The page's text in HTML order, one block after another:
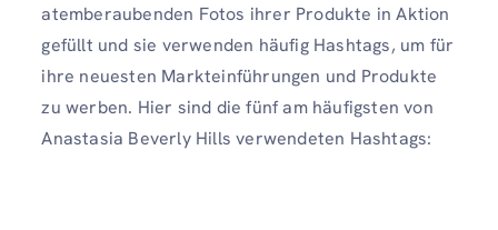
atemberaubenden Fotos ihrer Produkte in Aktion
gefüllt und sie verwenden häufig Hashtags, um für
ihre neuesten Markteinführungen und Produkte
zu werben. Hier sind die fünf am häufigsten von
Anastasia Beverly Hills verwendeten Hashtags: